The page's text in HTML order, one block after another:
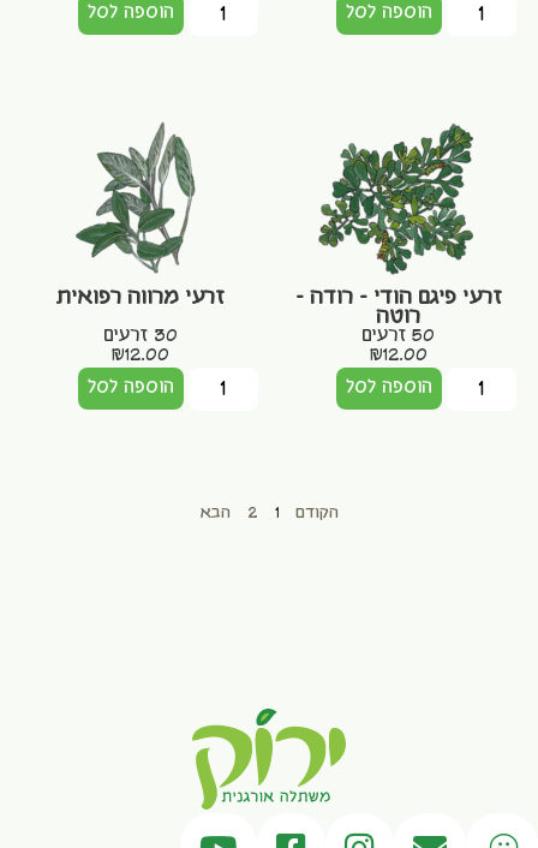
הוספה לסל
הוספה לסל
זרעי פיגם הודי – רודה –
רוטה
50 זרעים
₪12.00
הוספה לסל
זרעי מרווה רפואית
30 זרעים
₪12.00
הוספה לסל
הקודם 1
2 הבא